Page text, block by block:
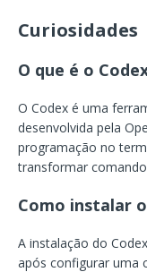
Curiosidades
O que é o
O Codex é uma
desenvolvida pela
programação no
transformar
Como instalar
A instalação do
após configurar uma